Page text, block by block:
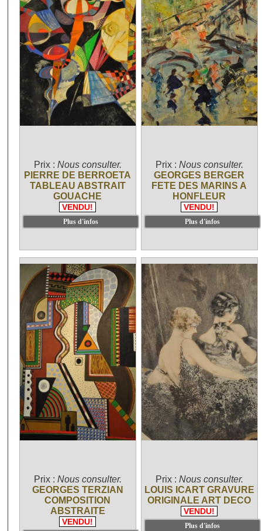
Prix : Nous consulter.
PIERRE DE BERROETA
TABLEAU ABSTRAIT
GOUACHE
VENDU!
Prix : Nous consulter.
GEORGES BERGER
FETE DES MARINS A
HONFLEUR
VENDU!
Prix : Nous consulter.
GEORGES TERZIAN
COMPOSITION
ABSTRAITE
VENDU!
Prix : Nous consulter.
LOUIS ICART GRAVURE
ORIGINALE ART DECO
VENDU!